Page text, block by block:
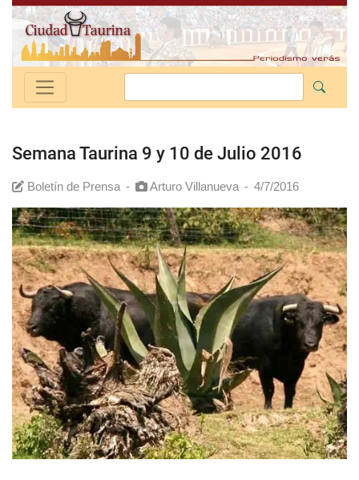
Semana Taurina 9 y 10 de Julio 2016
Boletín de Prensa - Arturo Villanueva - 4/7/2016